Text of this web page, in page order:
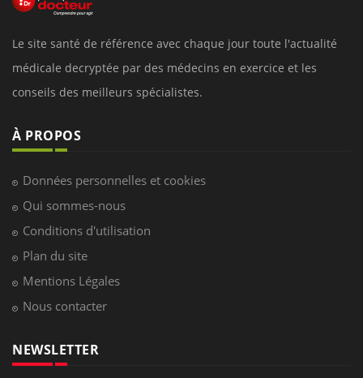
Le site santé de référence avec chaque jour toute l'actualité
médicale decryptée par des médecins en exercice et les
conseils des meilleurs spécialistes.
À PROPOS
Données personnelles et cookies
Qui sommes-nous
Conditions d'utilisation
Plan du site
Mentions Légales
Nous contacter
NEWSLETTER